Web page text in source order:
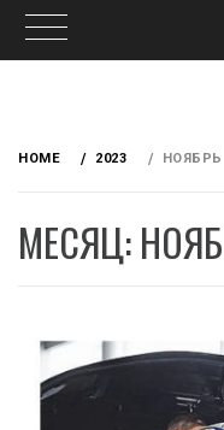
HOME 2023 НОЯБРЬ
МЕСЯЦ: